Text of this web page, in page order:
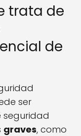
trata de
de
ser
seguridad
graves, como